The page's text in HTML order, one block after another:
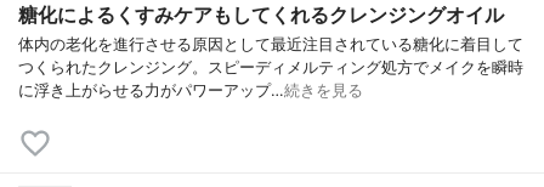
糖化によるくすみケアもしてくれるクレンジングオイル
体内の老化を進行させる原因として最近注目されている糖化に着目して
つくられたクレンジング。スピーディメルティング処方でメイクを瞬時
に浮き上がらせる力がパワーアップ…続きを見る